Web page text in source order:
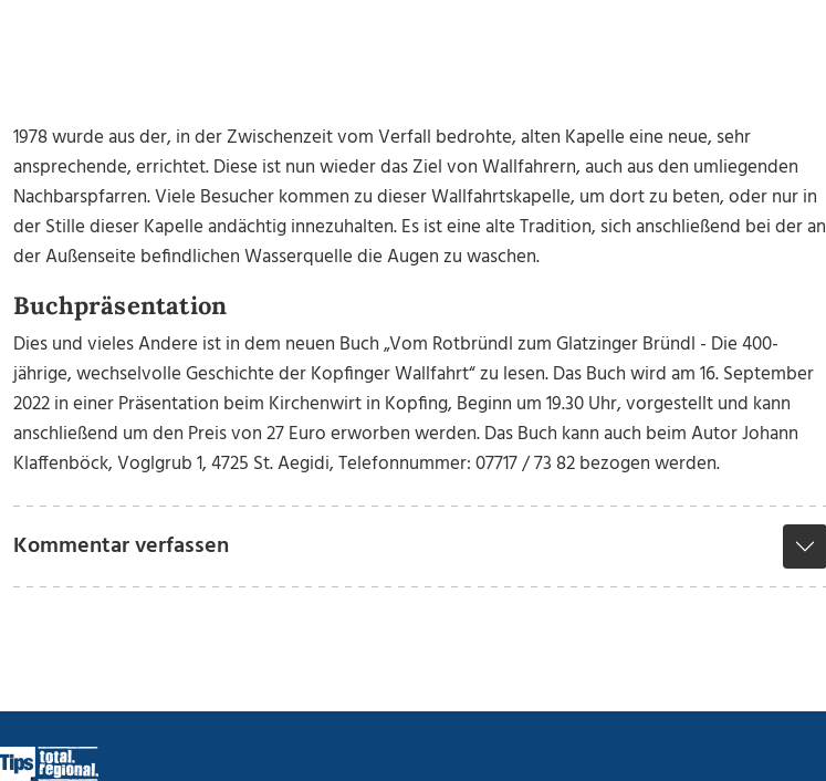
1978 wurde aus der, in der Zwischenzeit vom Verfall bedrohte, alten Kapelle eine neue, sehr
ansprechende, errichtet. Diese ist nun wieder das Ziel von Wallfahrern, auch aus den umliegenden
Nachbarspfarren. Viele Besucher kommen zu dieser Wallfahrtskapelle, um dort zu beten, oder nur in
der Stille dieser Kapelle andächtig innezuhalten. Es ist eine alte Tradition, sich anschließend bei der an
der Außenseite befindlichen Wasserquelle die Augen zu waschen.
Buchpräsentation
Dies und vieles Andere ist in dem neuen Buch „Vom Rotbründl zum Glatzinger Bründl - Die 400-
jährige, wechselvolle Geschichte der Kopfinger Wallfahrt“ zu lesen. Das Buch wird am 16. September
2022 in einer Präsentation beim Kirchenwirt in Kopfing, Beginn um 19.30 Uhr, vorgestellt und kann
anschließend um den Preis von 27 Euro erworben werden. Das Buch kann auch beim Autor Johann
Klaffenböck, Voglgrub 1, 4725 St. Aegidi, Telefonnummer: 07717 / 73 82 bezogen werden.
Kommentar verfassen